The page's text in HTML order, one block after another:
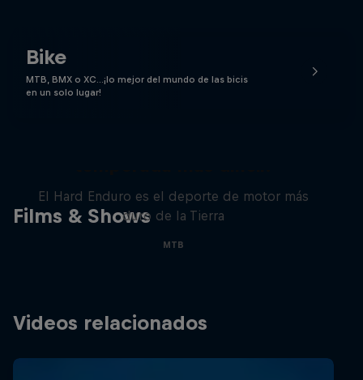
Bike
MTB, BMX o XC…¡lo mejor del mundo de las bicis
en un solo lugar!
Films & Shows
El Hard Enduro es el deporte de motor más
duro de la Tierra
MTB
Videos relacionados